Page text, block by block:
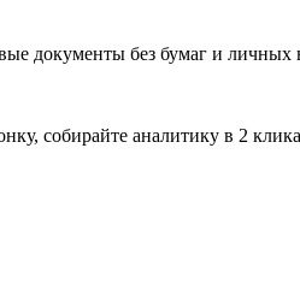
документы без бумаг и личных
собирайте аналитику в 2 клика